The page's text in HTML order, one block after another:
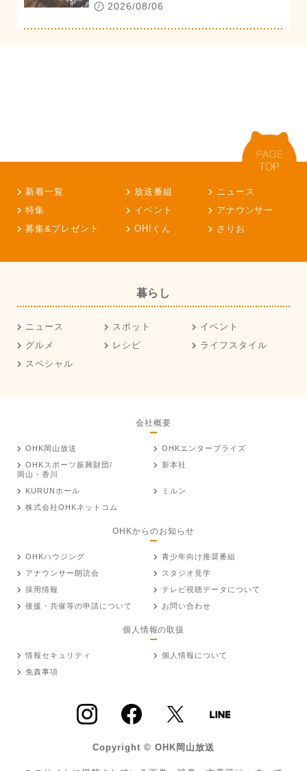
2026/08/06
新着一覧 放送番組
ニュース
特集
イベント
アナウンサー
募集&プレゼント
OH!くん さりお
暮らし
ニュース スポット
イベント
グルメ
レシピ
ライフスタイル
スペシャル
会社概要
OHK岡山放送
OHKエンタープライズ
OHKスポーツ振興財団/
岡山・香川
新本社
KURUNホール
ミルン
株式会社OHKネットコム
OHKからのお知らせ
OHKハウジング
青少年向け推奨番組
アナウンサー朗読会
スタジオ見学
採用情報
テレビ視聴データについて
後援・共催等の申請について
お問い合わせ
個人情報の取扱
情報セキュリティ
個人情報について
免責事項
Copyright © OHK岡山放送